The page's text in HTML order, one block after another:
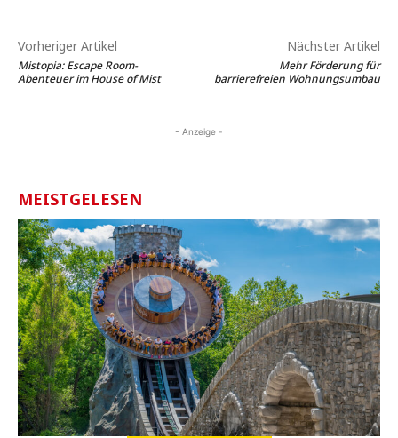
Vorheriger Artikel
Mistopia: Escape Room-
Abenteuer im House of Mist
Nächster Artikel
Mehr Förderung für
barrierefreien Wohnungsumbau
- Anzeige -
MEISTGELESEN